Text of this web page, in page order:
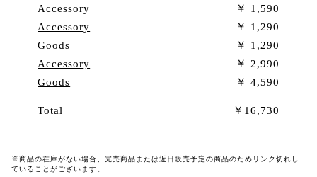
Accessory
1,590
Accessory
1,290
Goods
1,290
Accessory
2,990
Goods
4,590
Total 16,730
※商品の在庫がない場合、完売商品または近日販売予定の商品のためリンク切れし
ていることがございます。